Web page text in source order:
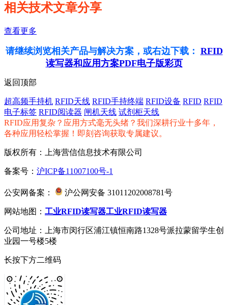
相关技术文章分享
查看更多
请继续浏览相关产品与解决方案，或右边下载： RFID
读写器和应用方案PDF电子版彩页
返回顶部
超高频手持机 RFID天线 RFID手持终端 RFID设备 RFID RFID
电子标签 RFID阅读器 闸机天线 试剂柜天线
RFID应用复杂？应用方式毫无头绪？我们深耕行业十多年，
各种应用轻松掌握！即刻咨询获取专属建议。
版权所有：上海营信信息技术有限公司
备案号： 沪ICP备11007100号-1
公安网备案： 沪公网安备 31011202008781号
网站地图： 工业RFID读写器工业RFID读写器
公司地址：上海市闵行区浦江镇恒南路1328号派拉蒙留学生创
业园一号楼5楼
长按下方二维码